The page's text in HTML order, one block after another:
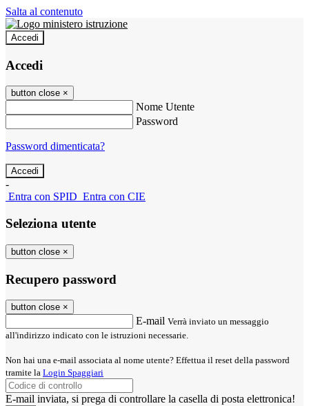
Salta al contenuto
Accedi
Accedi
button close ×
Nome Utente
Password
Password dimenticata?
-
Entra con SPID Entra con CIE
Seleziona utente
button close ×
Recupero password
button close ×
E-mail Verrà inviato un messaggio
all'indirizzo indicato con le istruzioni necessarie.
Non hai una e-mail associata al nome utente? Effettua il reset della password
tramite la Login Spaggiari
E-mail inviata, si prega di controllare la casella di posta elettronica!